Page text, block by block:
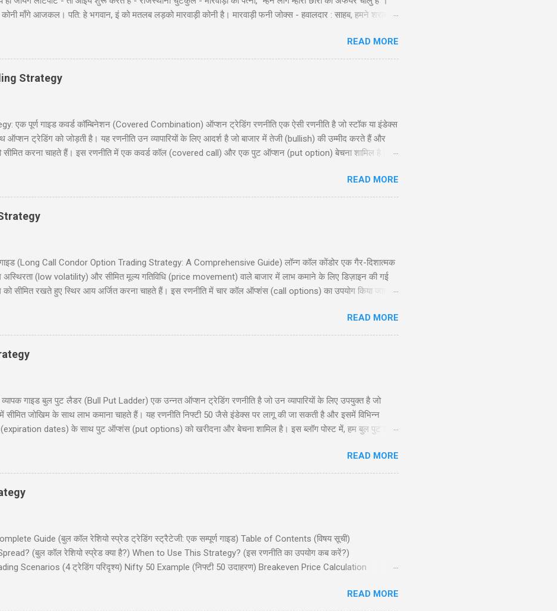
कोनी माँगे आजकल। पति: हे भगवान, इं को मतलब लड़को मारवाड़ी कोनी है। मारवाड़ी फनी जोक्स - हवालदार : साहब, हमने शराब से
आज सजधज के कठे जा री से? लुगाई- आत्महत्या करणे जा री सुं धणी- तो इत्तो मेकअप क्यूँ करयो है लुगाई- काल अख़बार म्हें म्हारो
- स्कूल के निरीक्षण के लिए कुछ अधिकारी दिल्ली से गाँव की छोटी स्कूल में पहुंचे और निरिक्षण शुरू किया । निरीक्षक लड़कों से:
: ‘विश्राम’। सब वैस...
READ MORE
Strategy
पूर्ण गाइड कवर्ड कॉम्बिनेशन (Covered Combination) ऑप्शन ट्रेडिंग रणनीति एक ऐसी रणनीति है जो स्टॉक या इंडेक्स
ट्रेडिंग को जोड़ती है। यह रणनीति उन व्यापारियों के लिए आदर्श है जो बाजार में तेजी (bullish) की उम्मीद करते हैं और
करना चाहते हैं। इस रणनीति में एक कवर्ड कॉल (covered call) और एक पुट ऑप्शन (put option) बेचना शामिल है।
के लिए उपयोगी होगी, जो सूचित निर्णय लेना चाहते हैं। हमारा उद्देश्य आपको इस रणनीति को समझने और इसे प्रभावी ढंग से लागू
1. परिचय (Introduction) 2. कवर्ड कॉम्बिनेशन क्या है? (What is Covered Combination?) ...
READ MORE
गाइड (Long Call Condor Option Trading Strategy: A Comprehensive Guide) लॉन्ग कॉल कोंडोर एक गैर-दिशात्मक
(low volatility) और सीमित मूल्य गतिविधि (price movement) वाले बाजार में लाभ कमाने के लिए डिज़ाइन की गई
सीमित रखते हुए स्थिर आय अर्जित करना चाहते हैं। इस रणनीति में चार कॉल ऑप्शंस (call options) का उपयोग किया जाता है,
रणनीति के चार परिदृश्य (scenarios), प्रवेश और निकास की योजना (entry and exit planning), जोखिम और लाभ
हों या अनुभवी ट्रेडर, यह गाइड आपको इस रणनीति को समझने और लागू करने में मदद करेगी। ...
READ MORE
गाइड बुल पुट लैडर (Bull Put Ladder) एक उन्नत ऑप्शन ट्रेडिंग रणनीति है जो उन व्यापारियों के लिए उपयुक्त है जो
सीमित जोखिम के साथ लाभ कमाना चाहते हैं। यह रणनीति निफ्टी 50 जैसे इंडेक्स पर लागू की जा सकती है और इसमें विभिन्न
(expiration dates) के साथ पुट ऑप्शंस (put options) को खरीदना और बेचना शामिल है। इस ब्लॉग पोस्ट में, हम बुल पुट लैडर
रखते हैं। हमारा उद्देश्य आपको इस रणनीति को समझने और लागू करने में मदद करना है ताकि आप सूचित निर्णय ले सकें। सामग्री
पुट लैडर क्या है? (What is Bull Put Ladder?) 3. रणनीति का निर...
READ MORE
Guide (बुल कॉल रेशियो स्प्रेड ट्रेडिंग स्ट्रैटेजी: एक सम्पूर्ण गाइड) Table of Contents (विषय सूची)
(बुल कॉल रेशियो स्प्रेड क्या है?) When to Use This Strategy? (इस रणनीति का उपयोग कब करें?)
Scenarios (4 ट्रेडिंग परिदृश्य) Nifty 50 Example (निफ्टी 50 उदाहरण) Breakeven Price Calculation
बुल कॉल रेशियो स्प्रेड (Bull Call Ratio Spread) एक उन्नत ऑप्शन ट्रेडिंग रणनीति है जो मध्यम बुलिश (bullish) मार्केट
READ MORE